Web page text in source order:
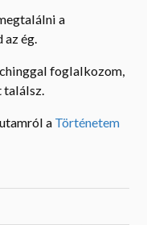
a
az ég.
foglalkozom,
találsz.
a Történetem